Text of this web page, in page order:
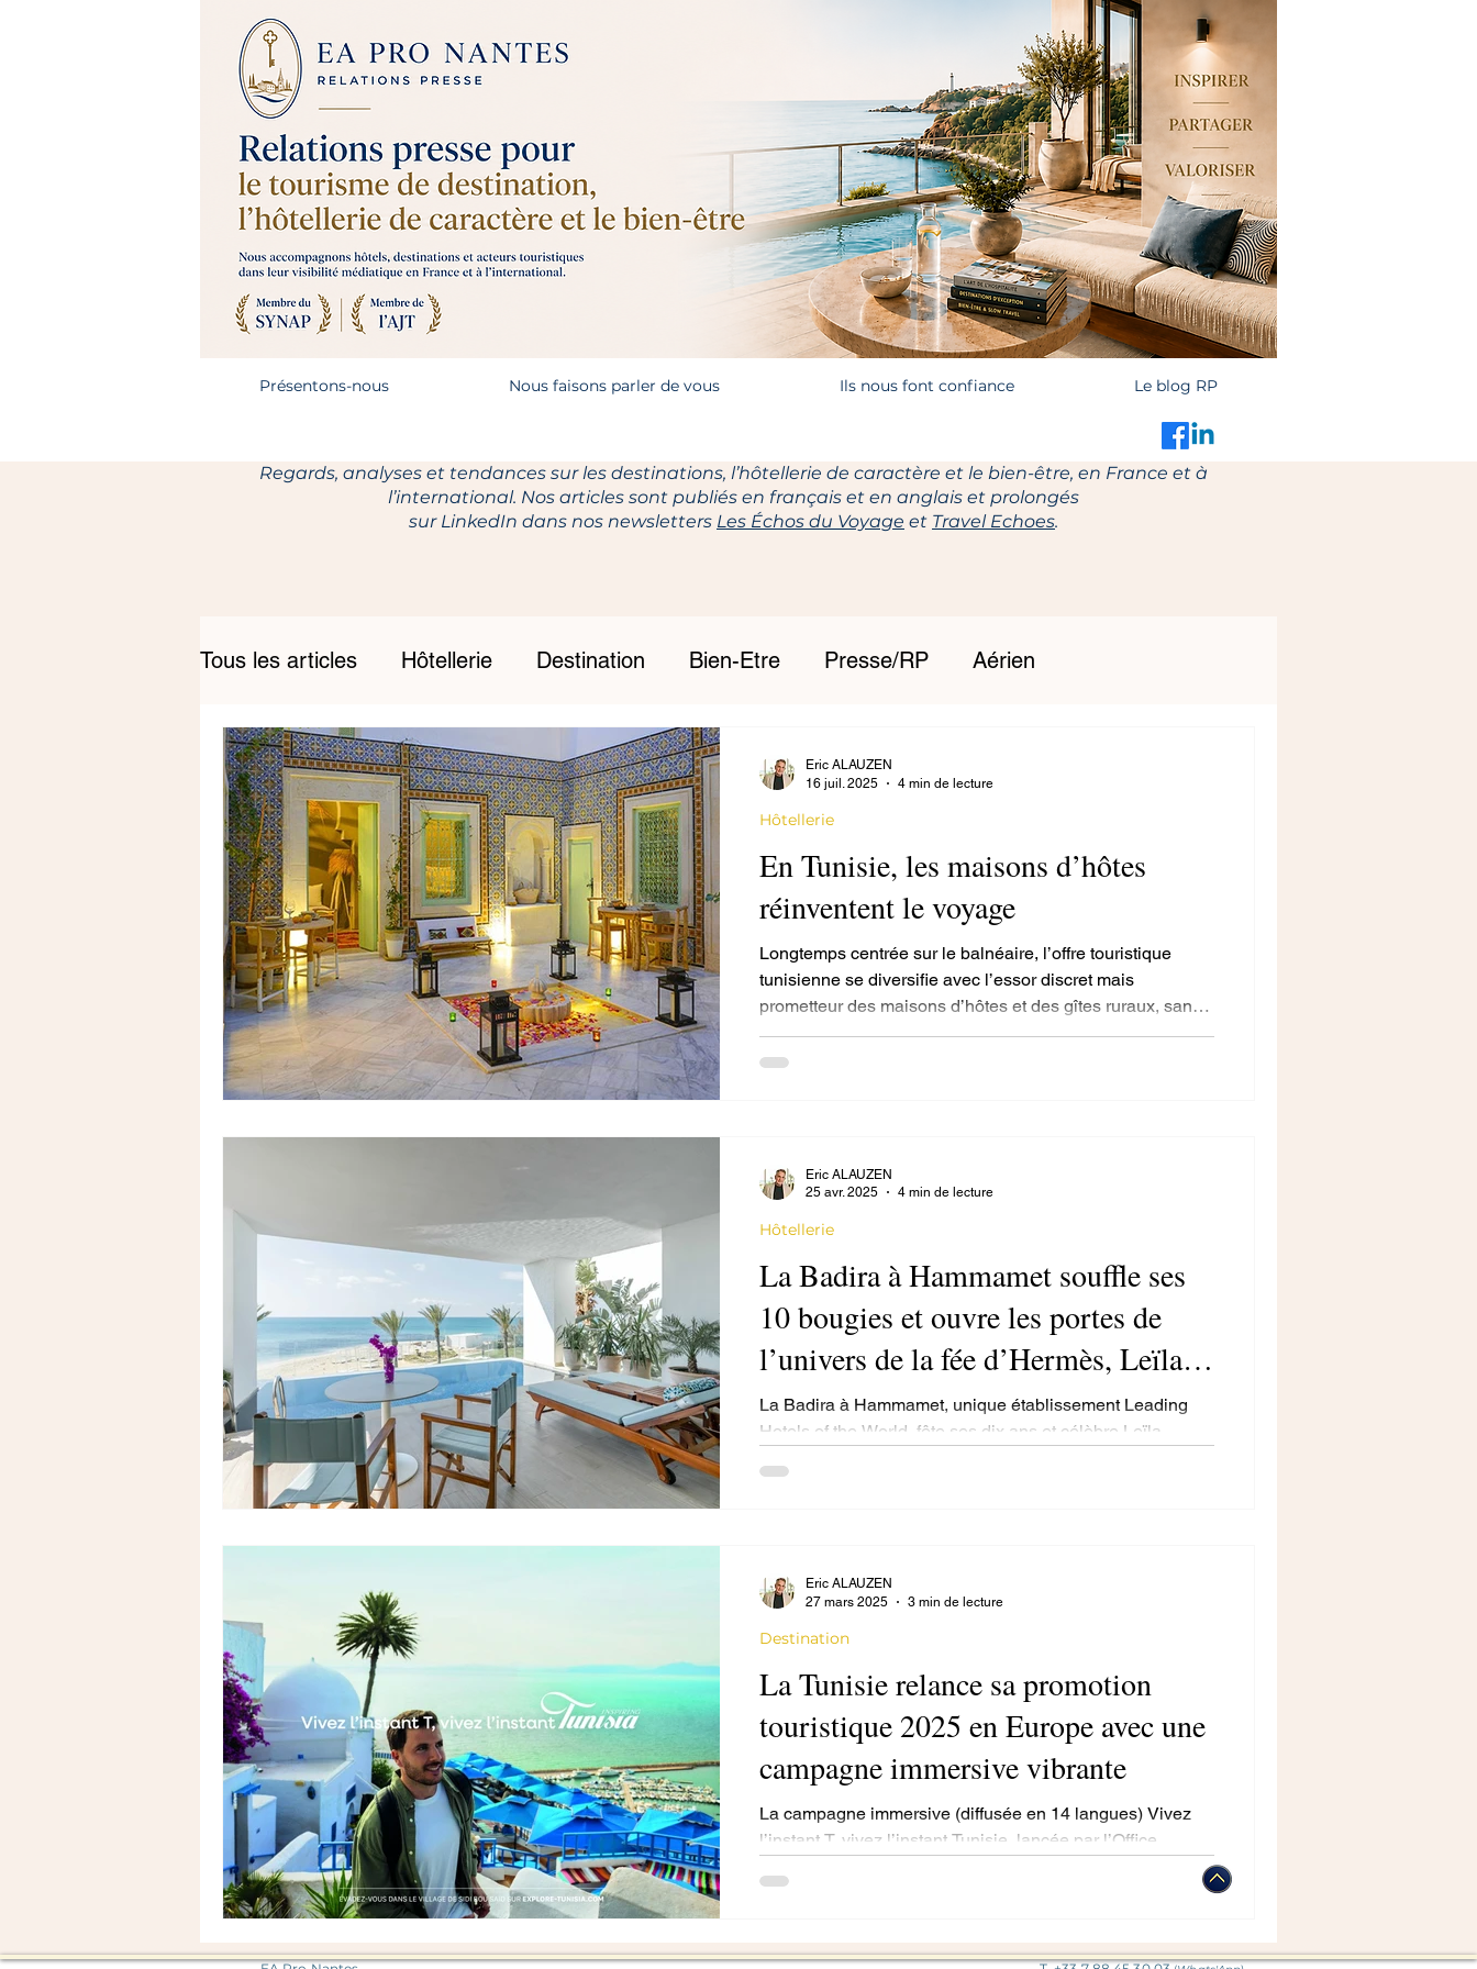
Présentons-nous Nous faisons parler de vous Ils nous font confiance Le blog RP
Regards, analyses et tendances sur les destinations, l’hôtellerie de caractère et le bien-être, en France et à
l’international. Nos articles sont publiés en français et en anglais et prolongés
sur LinkedIn dans nos newsletters Les Échos du Voyage et Travel Echoes.
Tous les articles Hôtellerie Destination Bien-Etre Presse/RP Aérien
En Tunisie, les maisons d’hôtes
réinventent le voyage
Longtemps centrée sur le balnéaire, l’offre touristique
tunisienne se diversifie avec l’essor discret mais
prometteur des maisons d’hôtes et des gîtes ruraux, sans
compter les campings et les motels. Porté par une
nouvelle réglementation en cours, ce tourisme alternatif
Hôtellerie
Eric ALAUZEN
16 juil. 2025
4 min de lecture
La Badira à Hammamet souffle ses
10 bougies et ouvre les portes de
l’univers de la fée d’Hermès, Leïla
Menchari
La Badira à Hammamet, unique établissement Leading
Hotels of the World, fête ses dix ans et célèbre Leïla
Hôtellerie
Eric ALAUZEN
25 avr. 2025
4 min de lecture
La Tunisie relance sa promotion
touristique 2025 en Europe avec une
campagne immersive vibrante
La campagne immersive (diffusée en 14 langues) Vivez
l’instant T, vivez l’instant Tunisie, lancée par l’Office
Destination
Eric ALAUZEN
27 mars 2025
3 min de lecture